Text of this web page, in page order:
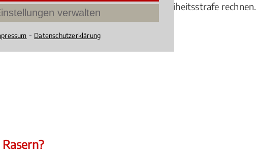
muss mit einer Geldbuße oder sogar Freiheitsstrafe rechnen.
4.076086956521739 /
verwalten
⁃ Datenschutzerklärung